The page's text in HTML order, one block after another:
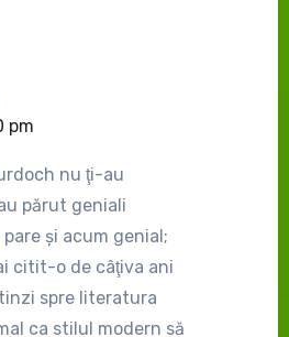
pm
nu ţi-au
părut geniali
şi acum genial;
citit-o de câţiva ani
spre literatura
ca stilul modern să